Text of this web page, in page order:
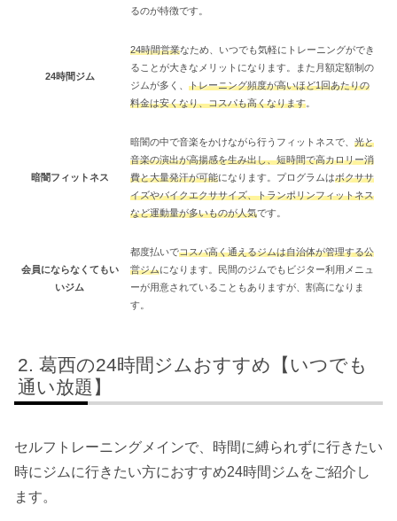
るのが特徴です。
24時間ジム
24時間営業なため、いつでも気軽にトレーニングができ
ることが大きなメリットになります。また月額定額制の
ジムが多く、 トレーニング頻度が高いほど1回あたりの
料金は安くなり、コスパも高くなります
暗闇フィットネス
暗闇の中で音楽をかけながら行うフィットネスで、 光と
音楽の演出が高揚感を生み出し、短時間で高カロリー消
費と大量発汗が可能になります。プログラムはボクササ
イズやバイクエクササイズ、トランポリンフィットネス
など運動量が多いものが人気です。
会員にならなくてもい
いジム
都度払いでコスパ高く通えるジムは自治体が管理する公
営ジムになります。民間のジムでもビジター利用メニュ
ーが用意されていることもありますが、割高になりま
す。
葛西の24時間ジムおすすめ【いつでも
通い放題】
セルフトレーニングメインで、時間に縛られずに行きたい
時にジムに行きたい方におすすめ24時間ジムをご紹介し
ます。